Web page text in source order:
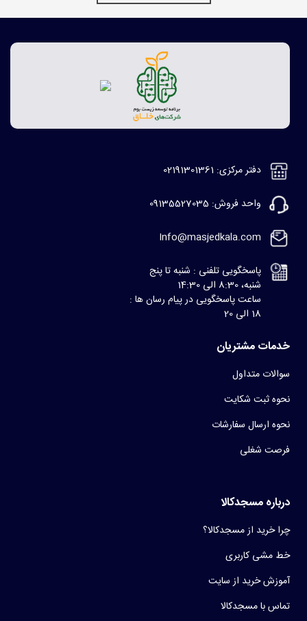
دفتر مرکزی: 02191301361
واحد فروش: 09135527035
Info@masjedkala.com
پاسخگویی تلفنی : شنبه تا پنج
شنبه، 8:30 الی 14:30
ساعت پاسخگویی در پیام رسان ها :
18 الی 20
خدمات مشتریان
سوالات متداول
نحوه ثبت شکایت
نحوه ارسال سفارشات
فرصت شغلی
درباره مسجدکالا
چرا خرید از مسجدکالا؟
خط مشی کاربری
آموزش خرید از سایت
تماس با مسجدکالا